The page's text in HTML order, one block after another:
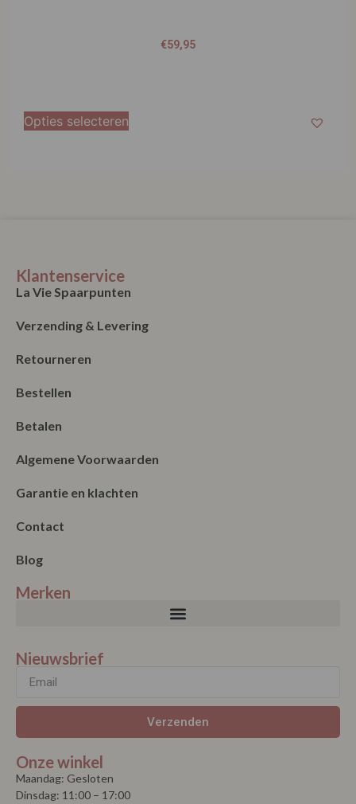
€59,95
Opties selecteren
Klantenservice
La Vie Spaarpunten
Verzending & Levering
Retourneren
Bestellen
Betalen
Algemene Voorwaarden
Garantie en klachten
Contact
Blog
Merken
Nieuwsbrief
Verzenden
Onze winkel
Maandag: Gesloten
Dinsdag: 11:00 – 17:00